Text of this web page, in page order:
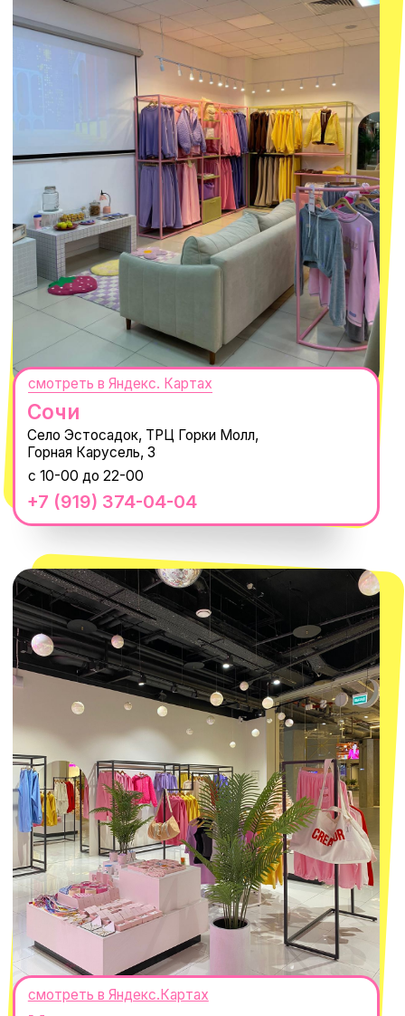
+7 (932) 602-41-15
ТРК «Европолис Ростокино»
с 10-00 до 22-00
Москва
ИП Проворный Алексей Алексеевич
ИНН 667114098580
ОГРНИП 320665800076581
Telegram
WhatsApp
8 800 550-06-92
macrocosm_store@mail.ru
КОНТАКТЫ
Оплата долями
Size guide
Обмен и возврат
Доставка и оплата
ПОКУПАТЕЛЯМ
Реквизиты
Наши путешествия
Наши проекты
Новости
Каталог
О КОМПАНИИ
© 2021-2025 Macrocosm ®
Нажимая "Подписаться", вы соглашаетесь с
персональных данных
ПОДПИСАТЬСЯ
СЕКРЕТНЫЕ ПРОМОКОДЫ, ПРИГЛАШЕНИЯ
НА МЕРОПРИЯТИЯ И АНОНСЫ НОВИНОК
РАНЬШЕ ВСЕХ
@MACROCOSM_STORE
Оферта
Пользовательское соглашение
Политика обработки персональных
данных